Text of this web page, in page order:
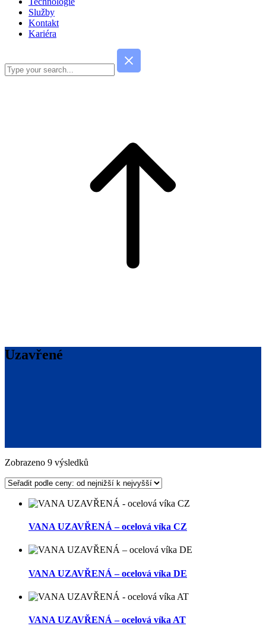
Služby
Kontakt
Kariéra
Uzavřené
Zobrazeno 9 výsledků
ceny:
nejnižší
VANA UZAVŘENÁ – ocelová víka CZ
VANA UZAVŘENÁ – ocelová víka DE
VANA UZAVŘENÁ – ocelová víka AT